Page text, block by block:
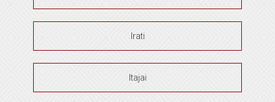
Irati
Itajai